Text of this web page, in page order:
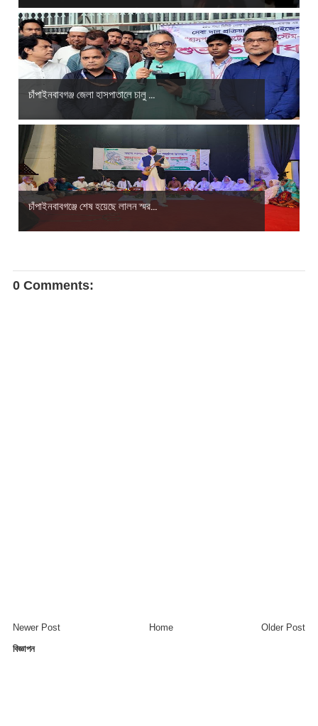
চাঁপাইনবাবগঞ্জ জেলা হাসপাতালে চালু ...
চাঁপাইনবাবগঞ্জে শেষ হয়েছে লালন স্মর...
0 Comments:
Newer Post Older Post
Home
বিজ্ঞাপন